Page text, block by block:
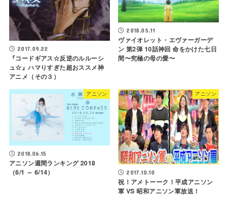
2017.09.22
『コードギアス☆反逆のルルーシ
ュ☆』ハマりすぎた超おススメ神
アニメ（その３）
2018.05.11
ヴァイオレット・エヴァーガーデ
ン 第2弾 10話神回 命をかけた七日
間〜究極の母の愛〜
アニソン
2018.06.15
アニソン週間ランキング 2018
（6/1 ～ 6/14）
アニソン
2017.10.10
祝！アメトーーク！平成アニソン
軍 VS 昭和アニソン軍放送！